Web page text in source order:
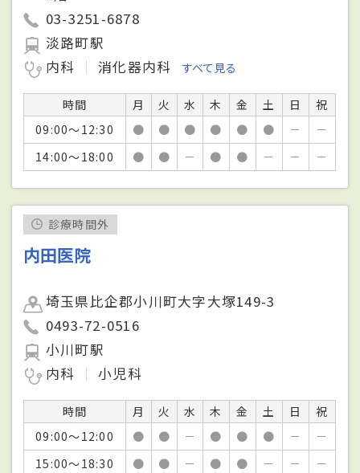
03-3251-6878
淡路町駅
内科
消化器内科 すべて見る
時間 月 火 水 木 金 土 日
祝
09:00～12:30
● ● ● ● ● ● －
－
14:00～18:00
● ● － ● ● － － －
診療時間外
内田医院
埼玉県比企郡小川町大字大塚149-3
0493-72-0516
小川町駅
内科
小児科
時間 月 火 水 木 金 土 日
祝
09:00～12:00
● ● － ● ● ● －
－
15:00～18:30
● ● － ● ● － － －